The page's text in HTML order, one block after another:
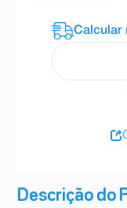
Descrição do